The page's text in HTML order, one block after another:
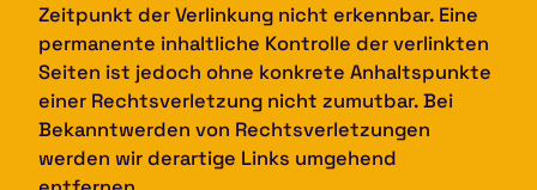
Zeitpunkt der Verlinkung nicht erkennbar. Eine
permanente inhaltliche Kontrolle der verlinkten
Seiten ist jedoch ohne konkrete Anhaltspunkte
einer Rechtsverletzung nicht zumutbar. Bei
Bekanntwerden von Rechtsverletzungen
werden wir derartige Links umgehend